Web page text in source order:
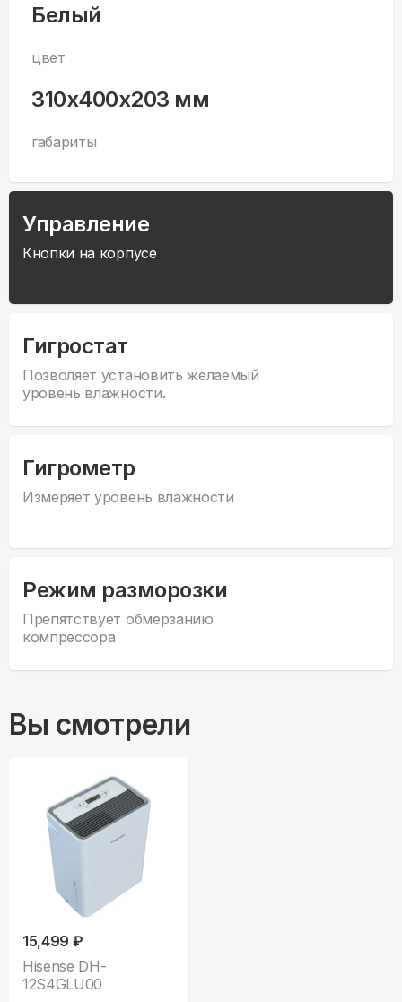
Белый
цвет
310x400x203 мм
габариты
Управление
Кнопки на корпусе
Гигростат
Позволяет установить желаемый
уровень влажности.
Гигрометр
Измеряет уровень влажности
Режим разморозки
Препятствует обмерзанию
компрессора
Вы смотрели
15,499 ₽
Hisense DH-
12S4GLU00